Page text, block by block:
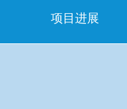
项目进展